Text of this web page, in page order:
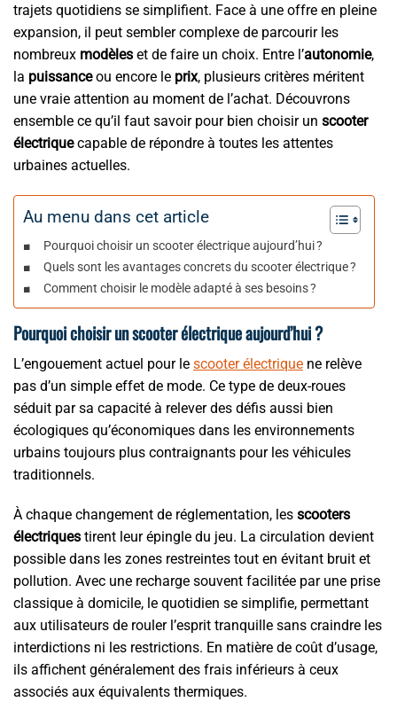
trajets quotidiens se simplifient. Face à une offre en pleine
expansion, il peut sembler complexe de parcourir les
nombreux modèles et de faire un choix. Entre l’autonomie,
la puissanceou encore le prix, plusieurs critères méritent
une vraie attention au moment de l’achat. Découvrons
ensemble ce qu’il faut savoir pour bien choisir un scooter
électriquecapable de répondre à toutes les attentes
urbaines actuelles.
Au menu dans cet article
Pourquoi choisir un scooter électrique aujourd’hui ?
Quels sont les avantages concrets du scooter électrique ?
Comment choisir le modèle adapté à ses besoins ?
Pourquoi choisir un scooter électrique aujourd’hui ?
L’engouement actuel pour le scooter électrique ne relève
pas d’un simple effet de mode. Ce type de deux-roues
séduit par sa capacité à relever des défis aussi bien
écologiques qu’économiques dans les environnements
urbains toujours plus contraignants pour les véhicules
traditionnels.
À chaque changement de réglementation, les scooters
électriques tirent leur épingle du jeu. La circulation devient
possible dans les zones restreintes tout en évitant bruit et
pollution. Avec une recharge souvent facilitée par une prise
classique à domicile, le quotidien se simplifie, permettant
aux utilisateurs de rouler l’esprit tranquille sans craindre les
interdictions ni les restrictions. En matière de coût d’usage,
ils affichent généralement des frais inférieurs à ceux
associés aux équivalents thermiques.